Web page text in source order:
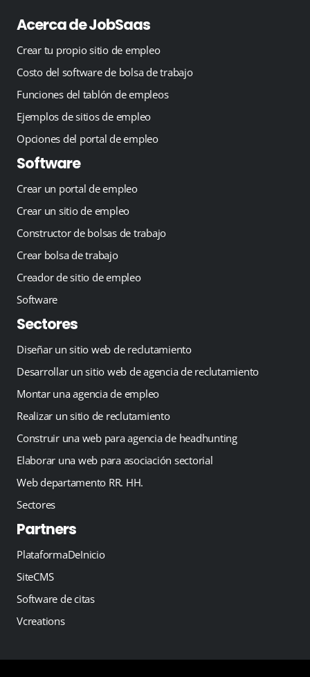
Acerca de JobSaas
Crear tu propio sitio de empleo
Costo del software de bolsa de trabajo
Funciones del tablón de empleos
Ejemplos de sitios de empleo
Opciones del portal de empleo
Software
Crear un portal de empleo
Crear un sitio de empleo
Constructor de bolsas de trabajo
Crear bolsa de trabajo
Creador de sitio de empleo
Software
Sectores
Diseñar un sitio web de reclutamiento
Desarrollar un sitio web de agencia de reclutamiento
Montar una agencia de empleo
Realizar un sitio de reclutamiento
Construir una web para agencia de headhunting
Elaborar una web para asociación sectorial
Web departamento RR. HH.
Sectores
Partners
PlataformaDeInicio
SiteCMS
Software de citas
Vcreations